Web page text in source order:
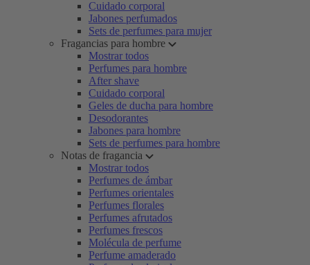
Cuidado corporal
Jabones perfumados
Sets de perfumes para mujer
Fragancias para hombre
Mostrar todos
Perfumes para hombre
After shave
Cuidado corporal
Geles de ducha para hombre
Desodorantes
Jabones para hombre
Sets de perfumes para hombre
Notas de fragancia
Mostrar todos
Perfumes de ámbar
Perfumes orientales
Perfumes florales
Perfumes afrutados
Perfumes frescos
Molécula de perfume
Perfume amaderado